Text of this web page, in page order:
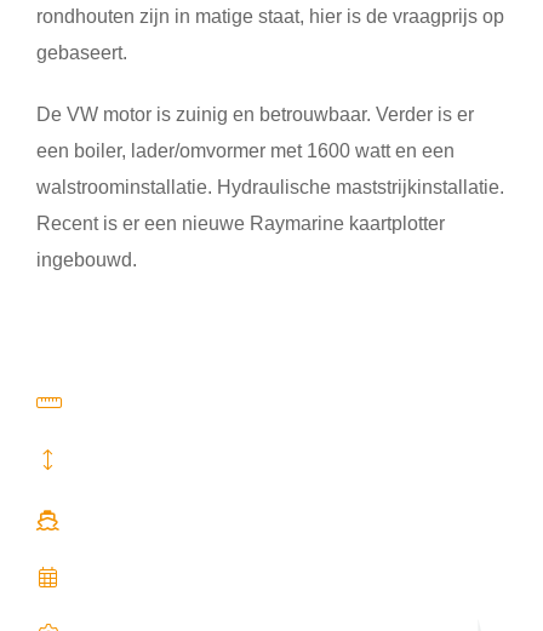
rondhouten zijn in matige staat, hier is de vraagprijs op
gebaseert.
De VW motor is zuinig en betrouwbaar. Verder is er
een boiler, lader/omvormer met 1600 watt en een
walstroominstallatie. Hydraulische maststrijkinstallatie.
Recent is er een nieuwe Raymarine kaartplotter
ingebouwd.